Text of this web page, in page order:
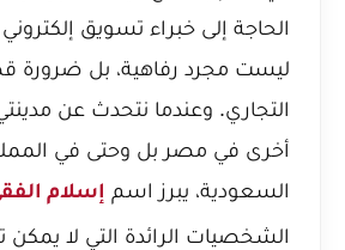
الحاجة إلى خبراء تسويق
ليست مجرد رفاهية، بل ضرورة
التجاري. وعندما نتحدث عن
أخرى في مصر بل وحتى في
السعودية، يبرز اسم إسلام
الشخصيات الرائدة التي لا يمكن